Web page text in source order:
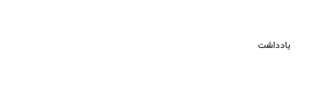
یادداشت